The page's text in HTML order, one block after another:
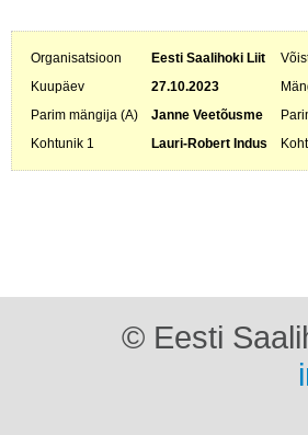
Organisatsioon Eesti Saalihoki Liit
Kuupäev
27.10.2023
Parim mängija (A)
Janne Veetõusme
Kohtunik 1
Lauri-Robert Indus
© Eesti